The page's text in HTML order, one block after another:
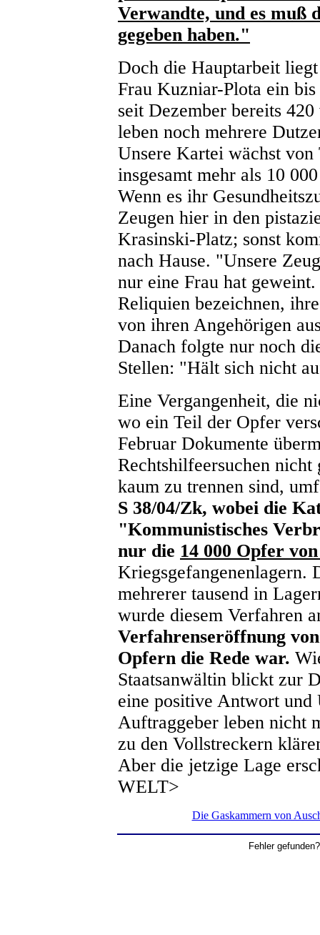
Verwandte, und es muß
gegeben haben."
Doch die Hauptarbeit
Frau Kuzniar-Plota ein
seit Dezember bereits
leben noch mehrere
Unsere Kartei wächst
insgesamt mehr als 10
Wenn es ihr
Zeugen hier in den
Krasinski-Platz; sonst
nach Hause. "Unsere
nur eine Frau hat
Reliquien bezeichnen,
von ihren Angehörigen
Danach folgte nur noch
Stellen: "Hält sich nicht
Eine Vergangenheit, die
wo ein Teil der Opfer
Februar Dokumente
Rechtshilfeersuchen
kaum zu trennen sind,
S 38/04/Zk, wobei die
"Kommunistisches
nur die 14 000 Opfer
Kriegsgefangenenlagern.
mehrerer tausend in
wurde diesem Verfahren
Verfahrenseröffnung
Opfern die Rede war.
Staatsanwältin blickt zur
eine positive Antwort und
Auftraggeber leben nicht
zu den Vollstreckern
Aber die jetzige Lage
WELT>
Die Gaskammern von
Fehler